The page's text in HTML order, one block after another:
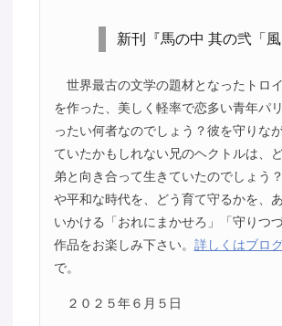
新刊『馬の中 其の弐「風
世界最古の文学の題材となったトロ
を作った、美しく軽率で恋多い青年パ
ったい何者なのでしょう？彼を守りな
ていたかもしれない兄のヘクトルは、
弟と向き合って生きていたのでしょう
や平和な時代を、どう育て守るかを、
いかける「おれにまかせろ」「守りつ
作品をお楽しみ下さい。 詳しくはブロ
で。
２０２５年６月５日